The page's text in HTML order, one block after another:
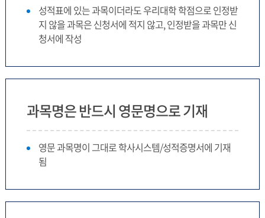
성적표에 있는 과목이더라도 우리대학 학점으로 인정받
지 않을 과목은 신청서에 적지 않고, 인정받을 과목만 신
청서에 작성
과목명은 반드시 영문명으로 기재
영문 과목명이 그대로 학사시스템/성적증명서에 기재
됨